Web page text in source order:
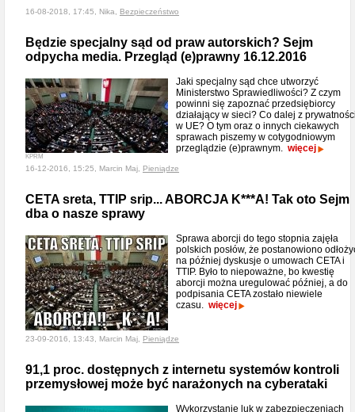
16-08-2018, 17:45, Nika, Bezpieczeństwo
Będzie specjalny sąd od praw autorskich? Sejm
odpycha media. Przegląd (e)prawny 16.12.2016
KPRM
Jaki specjalny sąd chce utworzyć
Ministerstwo Sprawiedliwości? Z czym
powinni się zapoznać przedsiębiorcy
działający w sieci? Co dalej z
w UE? O tym oraz o innych ciekawych
sprawach piszemy w cotygodniowym
przeglądzie (e)prawnym. więcej
16-12-2016, 15:25, Marcin Maj, Pieniądze
CETA sreta, TTIP srip... ABORCJA K***A! Tak oto Sejm
dba o nasze sprawy
Sprawa aborcji do tego stopnia zajęła
polskich posłów, że postanowiono
na później dyskusje o umowach CETA i
TTIP. Było to niepoważne, bo kwestię
aborcji można uregulować później, a do
podpisania CETA zostało niewiele
czasu. więcej
23-09-2016, 13:43, Marcin Maj, Pieniądze
91,1 proc. dostępnych z internetu systemów kontroli
przemysłowej może być narażonych na cyberataki
Wykorzystanie luk w zabezpieczeniach